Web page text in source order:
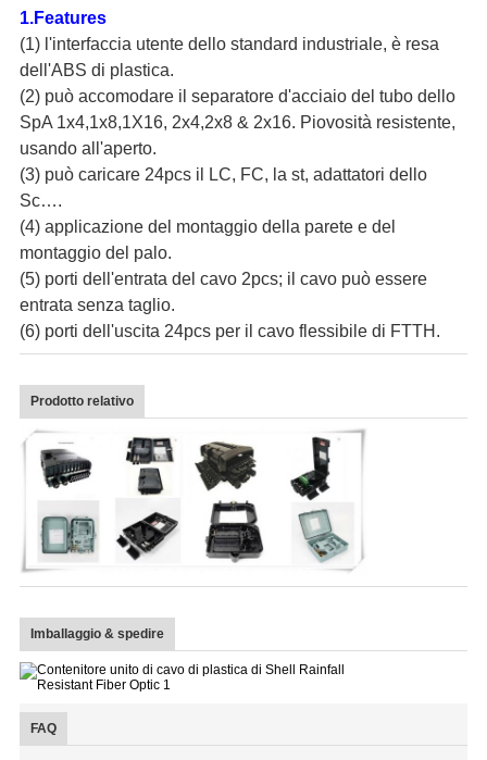
1.Features
(1) l'interfaccia utente dello standard industriale, è resa
dell'ABS di plastica.
(2) può accomodare il separatore d'acciaio del tubo dello
SpA 1x4,1x8,1X16, 2x4,2x8 & 2x16. Piovosità resistente,
usando all'aperto.
(3) può caricare 24pcs il LC, FC, la st, adattatori dello
Sc….
(4) applicazione del montaggio della parete e del
montaggio del palo.
(5) porti dell'entrata del cavo 2pcs; il cavo può essere
entrata senza taglio.
(6) porti dell'uscita 24pcs per il cavo flessibile di FTTH.
Prodotto relativo
Imballaggio & spedire
FAQ